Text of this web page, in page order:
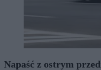
Napaść z ostrym